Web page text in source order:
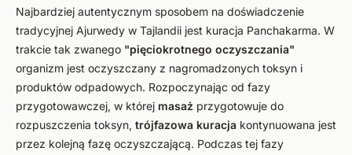
Najbardziej autentycznym sposobem na doświadczenie
tradycyjnej Ajurwedy w Tajlandii jest kuracja Panchakarma. W
trakcie tak zwanego "pięciokrotnego oczyszczania"
organizm jest oczyszczany z nagromadzonych toksyn i
produktów odpadowych. Rozpoczynając od fazy
przygotowawczej, w której masaż przygotowuje do
rozpuszczenia toksyn, trójfazowa kuracja kontynuowana jest
przez kolejną fazę oczyszczającą. Podczas tej fazy